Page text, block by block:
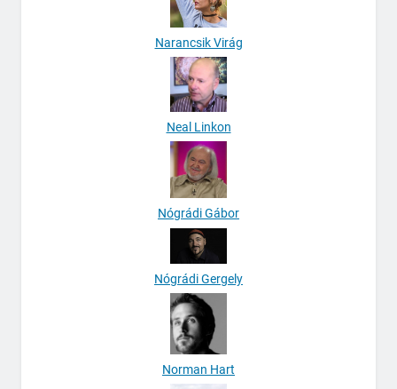
Narancsik Virág
Neal Linkon
Nógrádi Gábor
Nógrádi Gergely
Norman Hart